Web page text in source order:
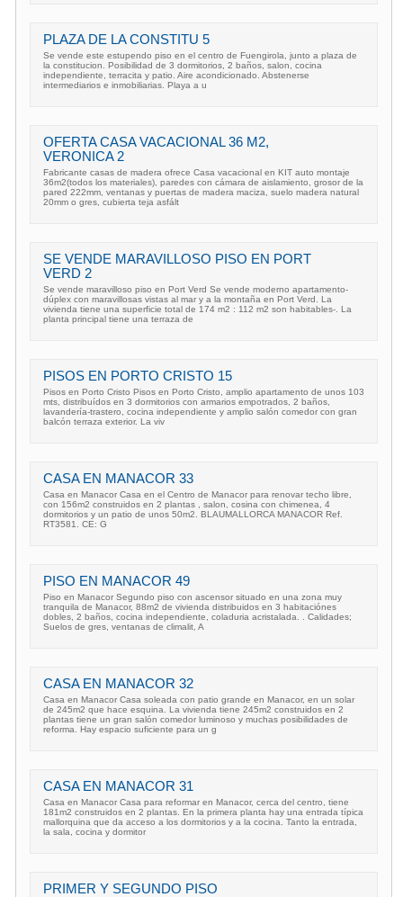
PLAZA DE LA CONSTITU 5
Se vende este estupendo piso en el centro de Fuengirola, junto a plaza de
la constitucion. Posibilidad de 3 dormitorios, 2 baños, salon, cocina
independiente, terracita y patio. Aire acondicionado. Abstenerse
intermediarios e inmobiliarias. Playa a u
OFERTA CASA VACACIONAL 36 M2,
VERONICA 2
Fabricante casas de madera ofrece Casa vacacional en KIT auto montaje
36m2(todos los materiales), paredes con cámara de aislamiento, grosor de la
pared 222mm, ventanas y puertas de madera maciza, suelo madera natural
20mm o gres, cubierta teja asfált
SE VENDE MARAVILLOSO PISO EN PORT
VERD 2
Se vende maravilloso piso en Port Verd Se vende moderno apartamento-
dúplex con maravillosas vistas al mar y a la montaña en Port Verd. La
vivienda tiene una superficie total de 174 m2 : 112 m2 son habitables-. La
planta principal tiene una terraza de
PISOS EN PORTO CRISTO 15
Pisos en Porto Cristo Pisos en Porto Cristo, amplio apartamento de unos 103
mts, distribuídos en 3 dormitorios con armarios empotrados, 2 baños,
lavandería-trastero, cocina independiente y amplio salón comedor con gran
balcón terraza exterior. La viv
CASA EN MANACOR 33
Casa en Manacor Casa en el Centro de Manacor para renovar techo libre,
con 156m2 construidos en 2 plantas , salon, cosina con chimenea, 4
dormitorios y un patio de unos 50m2. BLAUMALLORCA MANACOR Ref.
RT3581. CE: G
PISO EN MANACOR 49
Piso en Manacor Segundo piso con ascensor situado en una zona muy
tranquila de Manacor, 88m2 de vivienda distribuidos en 3 habitaciónes
dobles, 2 baños, cocina independiente, coladuria acristalada. . Calidades;
Suelos de gres, ventanas de climalit, A
CASA EN MANACOR 32
Casa en Manacor Casa soleada con patio grande en Manacor, en un solar
de 245m2 que hace esquina. La vivienda tiene 245m2 construidos en 2
plantas tiene un gran salón comedor luminoso y muchas posibilidades de
reforma. Hay espacio suficiente para un g
CASA EN MANACOR 31
Casa en Manacor Casa para reformar en Manacor, cerca del centro, tiene
181m2 construidos en 2 plantas. En la primera planta hay una entrada típica
mallorquina que da acceso a los dormitorios y a la cocina. Tanto la entrada,
la sala, cocina y dormitor
PRIMER Y SEGUNDO PISO